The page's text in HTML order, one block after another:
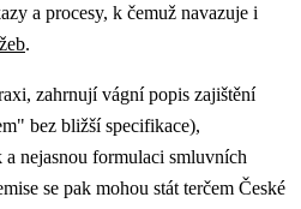
a procesy, k čemuž navazuje i
.
zahrnují vágní popis zajištění
bez bližší specifikace),
nejasnou formulaci smluvních
se pak mohou stát terčem České